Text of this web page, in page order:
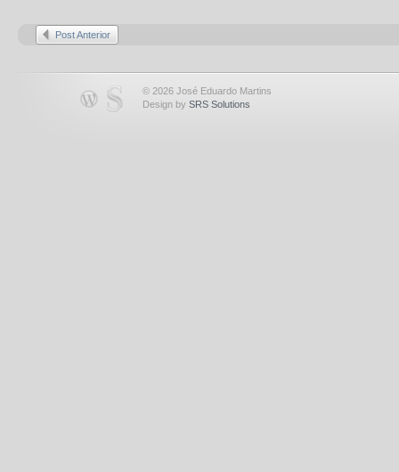
Post Anterior
© 2026 José Eduardo Martins
Design by SRS Solutions